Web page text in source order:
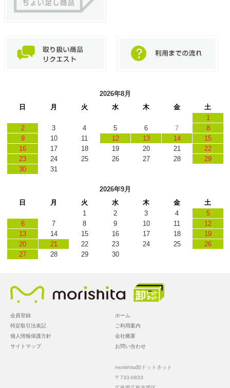
2026年8月
日
月 火 水 木 金
土
1
2
3 4 5 6 7
8
9
10 11 12 13 14
15
16
17 18 19 20 21
22
23
24 25 26 27 28
29
30
31
2026年9月
日
月 火 水 木 金
土
1
2 3 4
5
6
7 8 9 10 11
12
13
14 15 16 17 18
19
20
21 22 23 24 25
26
27
28 29 30
ホーム
ご利用案内
会社概要
お問い合わせ
会員登録
特定取引法表記
個人情報保護方針
サイトマップ
morishita卸ドットネット
〒733-0833